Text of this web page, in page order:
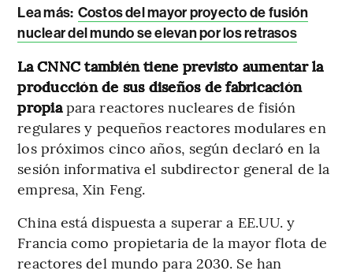
Lea más: Costos del mayor proyecto de fusión
nuclear del mundo se elevan por los retrasos
La CNNC también tiene previsto aumentar la
producción de sus diseños de fabricación
propiapara reactores nucleares de fisión
regulares y pequeños reactores modulares en
los próximos cinco años, según declaró en la
sesión informativa el subdirector general de la
empresa, Xin Feng.
China está dispuesta a superar a EE.UU. y
Francia como propietaria de la mayor flota de
reactores del mundo para 2030. Se han